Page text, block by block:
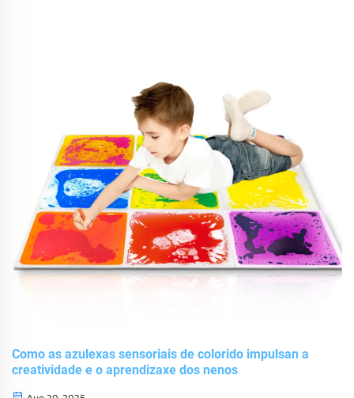
Como as azulexas sensoriais de colorido impulsan a
creatividade e o aprendizaxe dos nenos